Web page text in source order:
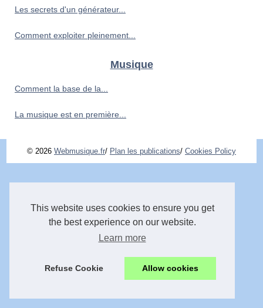
This website uses cookies to ensure you get
the best experience on our website.
Learn more
Refuse Cookie Allow cookies
Les secrets d'un générateur...
Comment exploiter pleinement...
Musique
Comment la base de la...
La musique est en première...
© 2026 Webmusique.fr/ Plan les publications/ Cookies Policy